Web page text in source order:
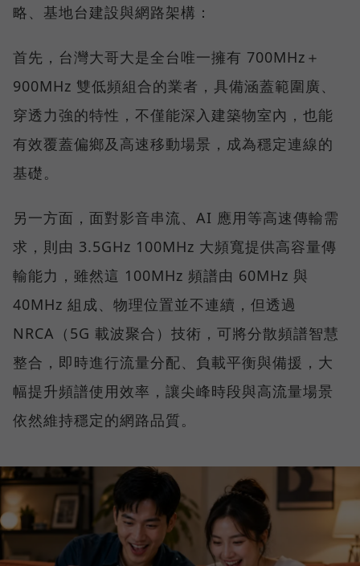
略、基地台建設與網路架構：
首先，台灣大哥大是全台唯一擁有 700MHz＋
900MHz 雙低頻組合的業者，具備涵蓋範圍廣、
穿透力強的特性，不僅能深入建築物室內，也能
有效覆蓋偏鄉及高速移動場景，成為穩定連線的
基礎。
另一方面，面對影音串流、AI 應用等高速傳輸需
求，則由 3.5GHz 100MHz 大頻寬提供高容量傳
輸能力，雖然這 100MHz 頻譜由 60MHz 與
40MHz 組成、物理位置並不連續，但透過
NRCA（5G 載波聚合）技術，可將分散頻譜智慧
整合，即時進行流量分配、負載平衡與備援，大
幅提升頻譜使用效率，讓尖峰時段與高流量場景
依然維持穩定的網路品質。